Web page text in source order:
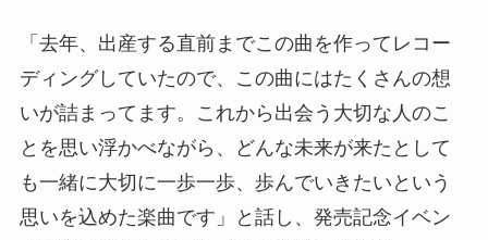
「去年、出産する直前までこの曲を作ってレコー
ディングしていたので、この曲にはたくさんの想
いが詰まってます。これから出会う大切な人のこ
とを思い浮かべながら、どんな未来が来たとして
も一緒に大切に一歩一歩、歩んでいきたいという
思いを込めた楽曲です」と話し、発売記念イベン